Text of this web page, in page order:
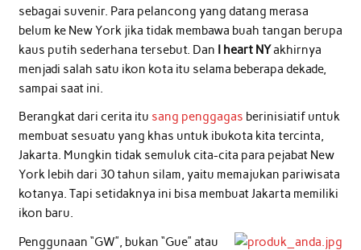
sebagai suvenir. Para pelancong yang datang merasa
belum ke New York jika tidak membawa buah tangan berupa
kaus putih sederhana tersebut. Dan I heart NYakhirnya
menjadi salah satu ikon kota itu selama beberapa dekade,
sampai saat ini.
Berangkat dari cerita itu sang penggagas berinisiatif untuk
membuat sesuatu yang khas untuk ibukota kita tercinta,
Jakarta. Mungkin tidak semuluk cita-cita para pejabat New
York lebih dari 30 tahun silam, yaitu memajukan pariwisata
kotanya. Tapi setidaknya ini bisa membuat Jakarta memiliki
ikon baru.
Penggunaan “GW”, bukan “Gue” atau